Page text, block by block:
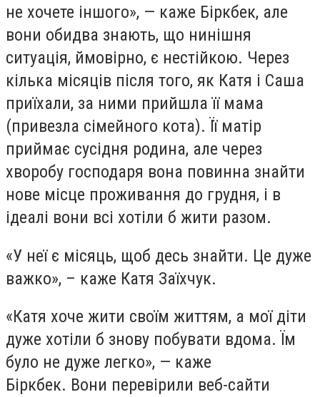
не хочете іншого», — каже Біркбек, але
вони обидва знають, що нинішня
ситуація, ймовірно, є нестійкою. Через
кілька місяців після того, як Катя і Саша
приїхали, за ними прийшла її мама
(привезла сімейного кота). Її матір
приймає сусідня родина, але через
хворобу господаря вона повинна знайти
нове місце проживання до грудня, і в
ідеалі вони всі хотіли б жити разом.
«У неї є місяць, щоб десь знайти. Це дуже
важко», – каже Катя Заїхчук.
«Катя хоче жити своїм життям, а мої діти
дуже хотіли б знову побувати вдома. Їм
було не дуже легко», — каже
Біркбек. Вони перевірили веб-сайти